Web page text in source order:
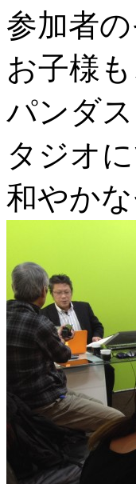
参加者
お子様も
パンダ
タジオに
和やか